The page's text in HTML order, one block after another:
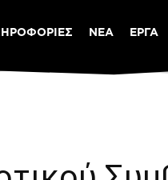
ΝΕΑ ΕΡΓΑ